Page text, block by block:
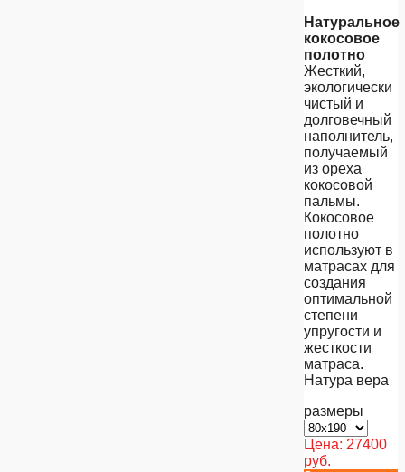
Натуральное
кокосовое
полотно
Жесткий,
экологически
чистый и
долговечный
наполнитель,
получаемый
из ореха
кокосовой
пальмы.
Кокосовое
полотно
используют в
матрасах для
создания
оптимальной
степени
упругости и
жесткости
матраса.
Натура вера
размеры
Цена: 27400
руб.